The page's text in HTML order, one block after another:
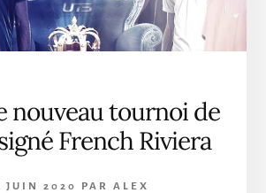
nouveau tournoi de
French Riviera
JUIN 2020 PAR ALEX